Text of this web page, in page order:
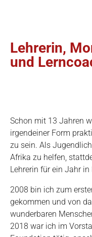
Lehrerin,
und
Schon mit 13 Jahren
irgendeiner Form
zu sein. Als
Afrika zu helfen,
Lehrerin für ein Jahr
2008 bin ich zum
gekommen und von
wunderbaren
2018 war ich im